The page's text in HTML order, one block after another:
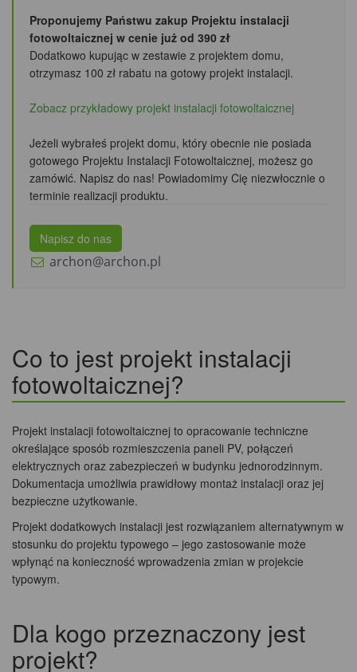
Proponujemy Państwu zakup Projektu instalacji
fotowoltaicznej w cenie już od 390 zł
Dodatkowo kupując w zestawie z projektem domu,
otrzymasz 100 zł rabatu na gotowy projekt instalacji.
Zobacz przykładowy projekt instalacji fotowoltaicznej
Jeżeli wybrałeś projekt domu, który obecnie nie posiada
gotowego Projektu Instalacji Fotowoltaicznej, możesz go
zamówić. Napisz do nas! Powiadomimy Cię niezwłocznie o
terminie realizacji produktu.
Napisz do nas
archon@archon.pl
Co to jest projekt instalacji
fotowoltaicznej?
Projekt instalacji fotowoltaicznej to opracowanie techniczne
określające sposób rozmieszczenia paneli PV, połączeń
elektrycznych oraz zabezpieczeń w budynku jednorodzinnym.
Dokumentacja umożliwia prawidłowy montaż instalacji oraz jej
bezpieczne użytkowanie.
Projekt dodatkowych instalacji jest rozwiązaniem alternatywnym w
stosunku do projektu typowego – jego zastosowanie może
wpłynąć na konieczność wprowadzenia zmian w projekcie
typowym.
Dla kogo przeznaczony jest
projekt?